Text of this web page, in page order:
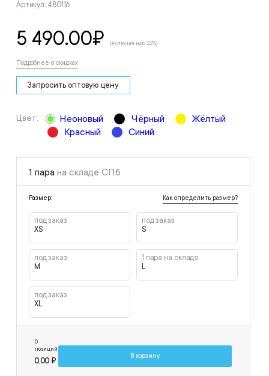
Артикул: 480116
5 490.00₽ (включая ндс 22%)
Подробнее о скидках
Запросить оптовую цену
Цвет: Неоновый Чёрный
Жёлтый
Красный
Синий
1 пара на складе СПб
Размер: Как определить размер?
под заказ
XS
под заказ
S
под заказ
M
1 пара на складе
L
под заказ
XL
0
позиций
0,00 ₽
В корзину